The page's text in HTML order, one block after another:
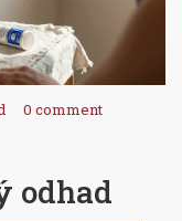
0 comment
odhad